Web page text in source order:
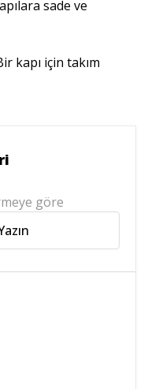
sade ve
kapı için takım
göre